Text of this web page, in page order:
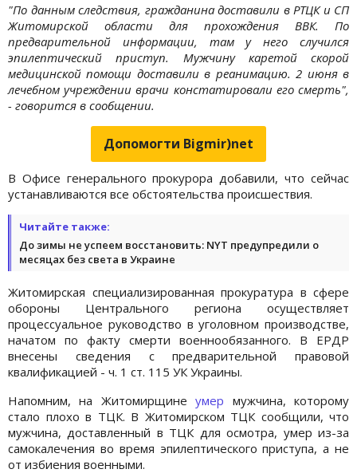
"По данным следствия, гражданина доставили в РТЦК и СП
Житомирской области для прохождения ВВК. По
предварительной информации, там у него случился
эпилептический приступ. Мужчину каретой скорой
медицинской помощи доставили в реанимацию. 2 июня в
лечебном учреждении врачи констатировали его смерть",
- говорится в сообщении.
Допомогти Bigmir)net
В Офисе генерального прокурора добавили, что сейчас
устанавливаются все обстоятельства происшествия.
Читайте также:
До зимы не успеем восстановить: NYT предупредили о
месяцах без света в Украине
Житомирская специализированная прокуратура в сфере
обороны Центрального региона осуществляет
процессуальное руководство в уголовном производстве,
начатом по факту смерти военнообязанного. В ЕРДР
внесены сведения с предварительной правовой
квалификацией - ч. 1 ст. 115 УК Украины.
Напомним, на Житомирщинеумер мужчина, которому
стало плохо в ТЦК. В Житомирском ТЦК сообщили, что
мужчина, доставленный в ТЦК для осмотра, умер из-за
самокалечения во время эпилептического приступа, а не
от избиения военными.